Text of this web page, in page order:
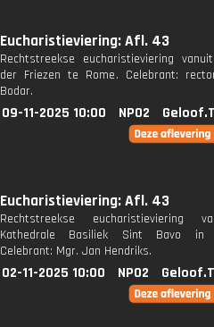
Eucharistieviering: Afl. 43
Rechtstreekse eucharistieviering
der Friezen te Rome. Celebrant:
Bodar.
09-11-2025 10:00 NPO2
Eucharistieviering: Afl. 43
Rechtstreekse eucharistieviering
Kathedrale Basiliek Sint Bavo in
Celebrant: Mgr. Jan Hendriks.
02-11-2025 10:00 NPO2